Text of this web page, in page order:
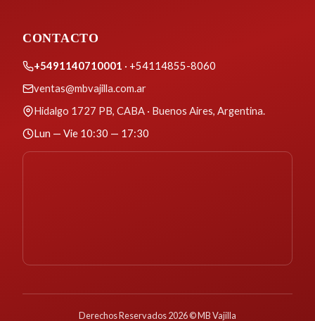
CONTACTO
+5491140710001 · +54114855-8060
ventas@mbvajilla.com.ar
Hidalgo 1727 PB, CABA · Buenos Aires, Argentina.
Lun — Vie 10:30 — 17:30
Derechos Reservados 2026 © MB Vajilla